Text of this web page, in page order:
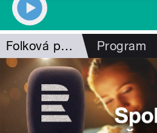
Folková pohlazení Program